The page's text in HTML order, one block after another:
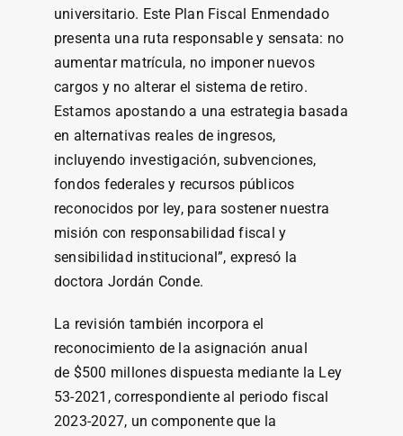
universitario. Este Plan Fiscal Enmendado
presenta una ruta responsable y sensata: no
aumentar matrícula, no imponer nuevos
cargos y no alterar el sistema de retiro.
Estamos apostando a una estrategia basada
en alternativas reales de ingresos,
incluyendo investigación, subvenciones,
fondos federales y recursos públicos
reconocidos por ley, para sostener nuestra
misión con responsabilidad fiscal y
sensibilidad institucional”, expresó la
doctora Jordán Conde.
La revisión también incorpora el
reconocimiento de la asignación anual
de $500 millones dispuesta mediante la Ley
53-2021, correspondiente al periodo fiscal
2023-2027, un componente que la